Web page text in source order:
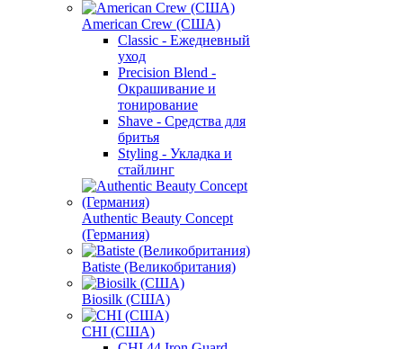
American Crew (США)
Classic - Ежедневный
уход
Precision Blend -
Окрашивание и
тонирование
Shave - Средства для
бритья
Styling - Укладка и
стайлинг
Authentic Beauty Concept
(Германия)
Batiste (Великобритания)
Biosilk (США)
CHI (США)